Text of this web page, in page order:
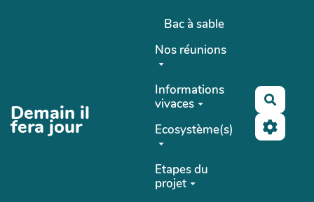
Demain il
fera jour
Bac à sable
Nos réunions
Informations
vivaces
Ecosystème(s)
Etapes du
projet